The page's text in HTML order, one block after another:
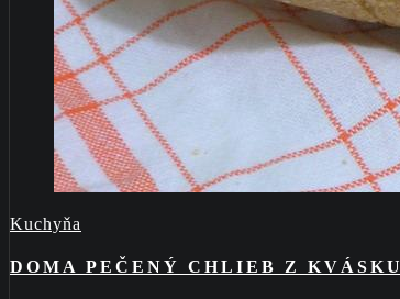
Kuchyňa
DOMA PEČENÝ CHLIEB Z KVÁSKU